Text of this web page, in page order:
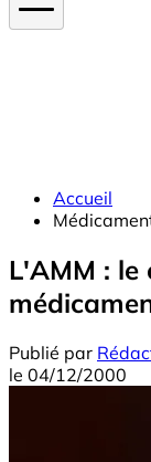
Accueil
L'AMM : le
Publié par
le 04/12/2000